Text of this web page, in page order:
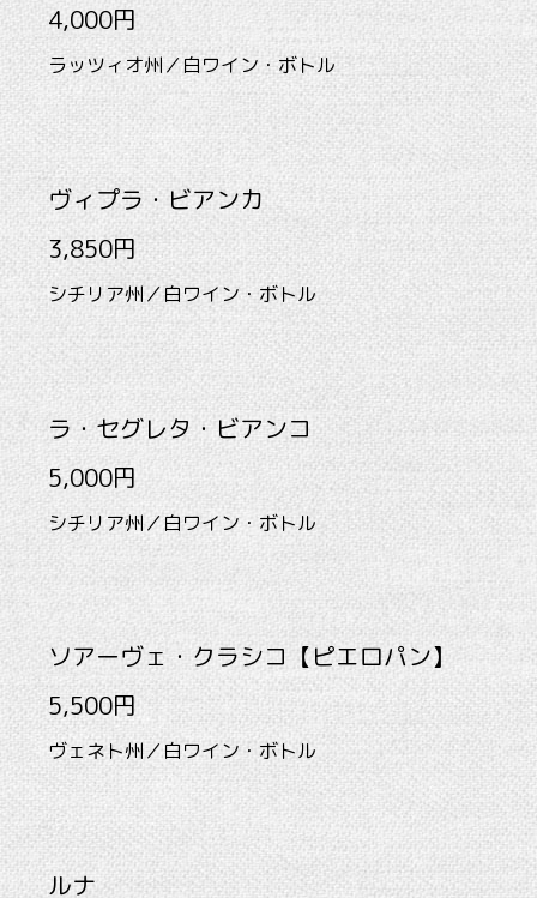
4,000円
ラッツィオ州／白ワイン・ボトル
ヴィプラ・ビアンカ
3,850円
シチリア州／白ワイン・ボトル
ラ・セグレタ・ビアンコ
5,000円
シチリア州／白ワイン・ボトル
ソアーヴェ・クラシコ【ピエロパン】
5,500円
ヴェネト州／白ワイン・ボトル
ルナ